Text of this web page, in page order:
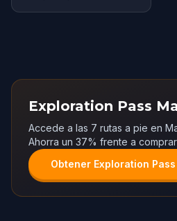
Exploration Pass
Accede a las 7 rutas a pie en
Ahorra un 37% frente a
Obtener Exploration Pass